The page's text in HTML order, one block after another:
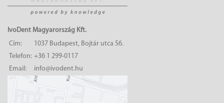
IvoDent Magyarország Kft.
Cím:
1037 Budapest, Bojtár utca 56.
Telefon: +36 1 299-0117
Email:
info@ivodent.hu